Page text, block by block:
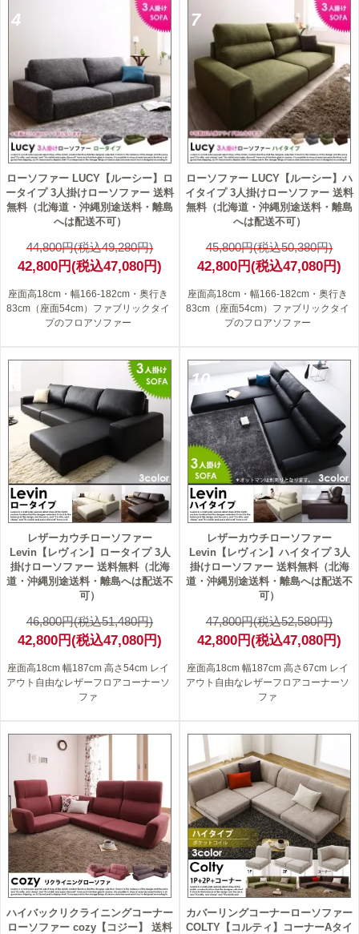
4
ローソファー LUCY【ルーシー】ロ
ータイプ 3人掛けローソファー 送料
無料（北海道・沖縄別途送料・離島
へは配送不可）
44,800円(税込49,280円)
42,800円(税込47,080円)
座面高18cm・幅166-182cm・奥行き
83cm（座面54cm）ファブリックタイ
プのフロアソファー
7
ローソファー LUCY【ルーシー】ハ
イタイプ 3人掛けローソファー 送料
無料（北海道・沖縄別途送料・離島
へは配送不可）
45,800円(税込50,380円)
42,800円(税込47,080円)
座面高18cm・幅166-182cm・奥行き
83cm（座面54cm）ファブリックタイ
プのフロアソファー
レザーカウチローソファー
Levin【レヴィン】ロータイプ 3人
掛けローソファー 送料無料（北海
道・沖縄別途送料・離島へは配送不
可）
46,800円(税込51,480円)
42,800円(税込47,080円)
座面高18cm 幅187cm 高さ54cm レイ
アウト自由なレザーフロアコーナーソ
ファ
10
レザーカウチローソファー
Levin【レヴィン】ハイタイプ 3人
掛けローソファー 送料無料（北海
道・沖縄別途送料・離島へは配送不
可）
47,800円(税込52,580円)
42,800円(税込47,080円)
座面高18cm 幅187cm 高さ67cm レイ
アウト自由なレザーフロアコーナーソ
ファ
ハイバックリクライニングコーナー
ローソファー cozy【コジー】 送料
カバーリングコーナーローソファー
COLTY【コルティ】コーナーAタイ